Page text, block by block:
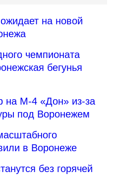
на новой
чемпионата
бегунья
на М-4 «Дон» из-за
под Воронежем
в Воронеже
без горячей